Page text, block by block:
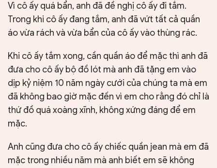
Vì cô ấy quá bẩn, anh đã đề nghị cô ấy đi tắm.
Trong khi cô ấy đang tắm, anh đã vứt tất cả quần
áo vừa rách và vừa bẩn của cô ấy vào thùng rác.
Khi cô ấy tắm xong, cần quần áo để mặc thì anh đã
đưa cho cô ấy bộ đồ lót mà anh đã tặng em vào
dịp kỷ niệm 10 năm ngày cưới của chúng ta mà em
đã không bao giờ mặc đến vì em cho rằng đó chỉ là
thứ đồ quá xoàng xĩnh, không xứng đáng để em
mặc.
Anh cũng đưa cho cô ấy chiếc quần jean mà em đã
mặc trong nhiều năm mà anh biết em sẽ không